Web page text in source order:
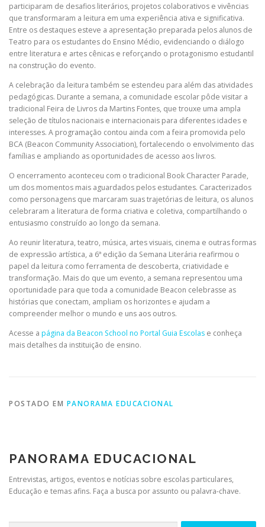
participaram de desafios literários, projetos colaborativos e vivências
que transformaram a leitura em uma experiência ativa e significativa.
Entre os destaques esteve a apresentação preparada pelos alunos de
Teatro para os estudantes do Ensino Médio, evidenciando o diálogo
entre literatura e artes cênicas e reforçando o protagonismo estudantil
na construção do evento.
A celebração da leitura também se estendeu para além das atividades
pedagógicas. Durante a semana, a comunidade escolar pôde visitar a
tradicional Feira de Livros da Martins Fontes, que trouxe uma ampla
seleção de títulos nacionais e internacionais para diferentes idades e
interesses. A programação contou ainda com a feira promovida pelo
BCA (Beacon Community Association), fortalecendo o envolvimento das
famílias e ampliando as oportunidades de acesso aos livros.
O encerramento aconteceu com o tradicional Book Character Parade,
um dos momentos mais aguardados pelos estudantes. Caracterizados
como personagens que marcaram suas trajetórias de leitura, os alunos
celebraram a literatura de forma criativa e coletiva, compartilhando o
entusiasmo construído ao longo da semana.
Ao reunir literatura, teatro, música, artes visuais, cinema e outras formas
de expressão artística, a 6ª edição da Semana Literária reafirmou o
papel da leitura como ferramenta de descoberta, criatividade e
transformação. Mais do que um evento, a semana representou uma
oportunidade para que toda a comunidade Beacon celebrasse as
histórias que conectam, ampliam os horizontes e ajudam a
compreender melhor o mundo e uns aos outros.
Acesse a página da Beacon School no Portal Guia Escolas e conheça
mais detalhes da instituição de ensino.
POSTADO EM PANORAMA EDUCACIONAL
PANORAMA EDUCACIONAL
Entrevistas, artigos, eventos e notícias sobre escolas particulares,
Educação e temas afins. Faça a busca por assunto ou palavra-chave.